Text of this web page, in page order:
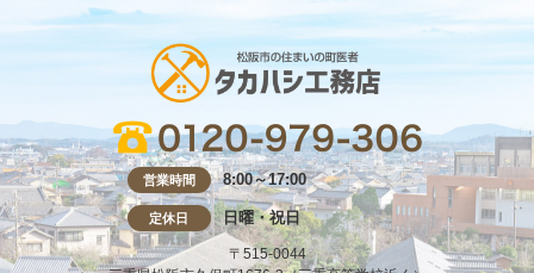
営業時間 8:00～17:00
定休日 日曜・祝日
〒515-0044